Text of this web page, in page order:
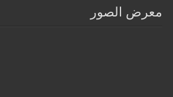
معرض الصور